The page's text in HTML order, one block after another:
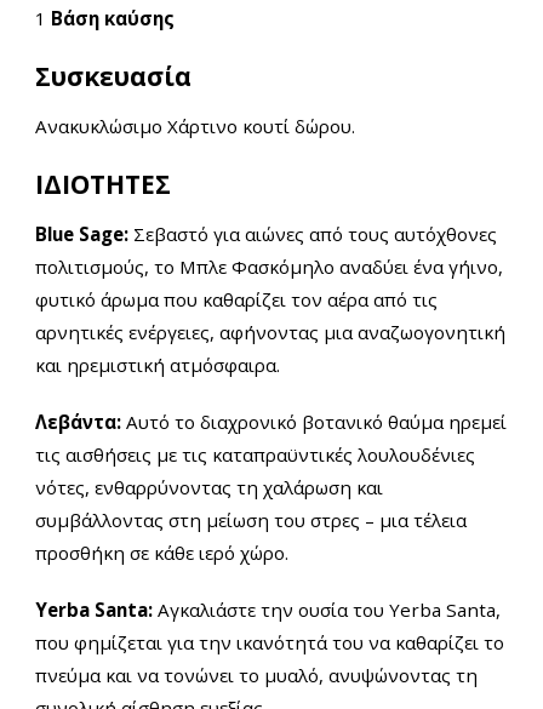
1 Βάση καύσης
Συσκευασία
Ανακυκλώσιμο Χάρτινο κουτί δώρου.
ΙΔΙΟΤΗΤΕΣ
Blue Sage: Σεβαστό για αιώνες από τους αυτόχθονες
πολιτισμούς, το Μπλε Φασκόμηλο αναδύει ένα γήινο,
φυτικό άρωμα που καθαρίζει τον αέρα από τις
αρνητικές ενέργειες, αφήνοντας μια αναζωογονητική
και ηρεμιστική ατμόσφαιρα.
Λεβάντα: Αυτό το διαχρονικό βοτανικό θαύμα ηρεμεί
τις αισθήσεις με τις καταπραϋντικές λουλουδένιες
νότες, ενθαρρύνοντας τη χαλάρωση και
συμβάλλοντας στη μείωση του στρες – μια τέλεια
προσθήκη σε κάθε ιερό χώρο.
Yerba Santa: Αγκαλιάστε την ουσία του Yerba Santa,
που φημίζεται για την ικανότητά του να καθαρίζει το
πνεύμα και να τονώνει το μυαλό, ανυψώνοντας τη